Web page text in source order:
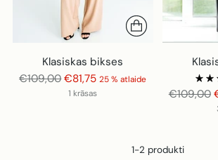
Klasiskas bikses
Parastā
€109,00 €81,75 25 % atlaide
1 krāsas
Parastā
€109,00
1-2 produkti